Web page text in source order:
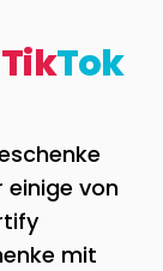
TikTok
einige von
mit